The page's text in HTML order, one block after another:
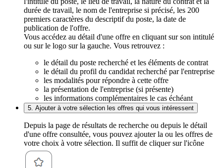
durée de travail, le nom de l'entreprise si précisé, les 200
premiers caractères du descriptif du poste, la date de
publication de l'offre.
Vous accédez au détail d'une offre en cliquant sur son intitulé
ou sur le logo sur la gauche. Vous retrouvez :
le détail du poste recherché et les éléments de contrat
le détail du profil du candidat recherché par l'entreprise
les modalités pour répondre à cette offre
la présentation de l'entreprise (si présente)
les informations complémentaires le cas échéant
5. Ajouter à votre sélection les offres qui vous intéressent
Depuis la page de résultats de recherche ou depuis le détail
d'une offre consultée, vous pouvez ajouter la ou les offres de
votre choix à votre sélection. Il suffit de cliquer sur l'icône